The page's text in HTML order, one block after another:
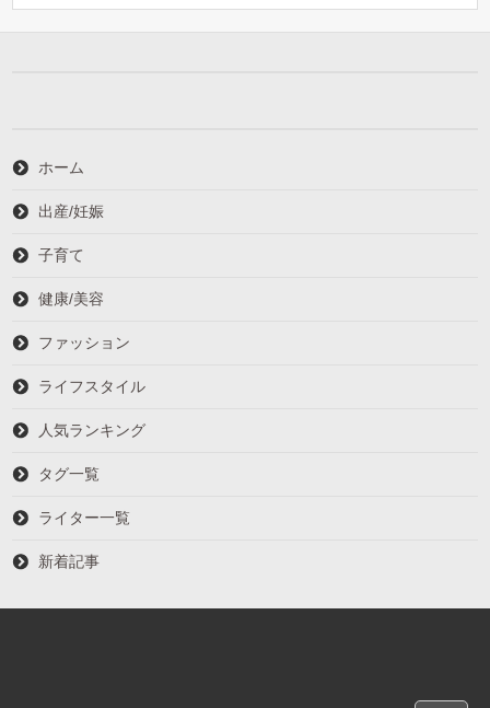
ホーム
出産/妊娠
子育て
健康/美容
ファッション
ライフスタイル
人気ランキング
タグ一覧
ライター一覧
新着記事